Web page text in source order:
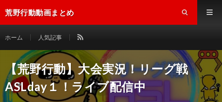
荒野行動動画まとめ
ホーム 人気記事
【荒野行動】大会実況！リーグ戦
ASLday１！ライブ配信中